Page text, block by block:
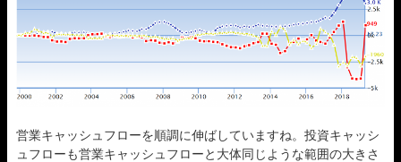
営業キャッシュフローを順調に伸ばしていますね。投資キャッシ
ュフローも営業キャッシュフローと大体同じような範囲の大きさ